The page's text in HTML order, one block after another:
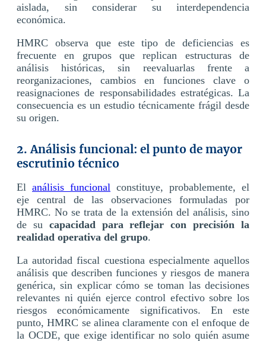
aislada, sin considerar su interdependencia
económica.
HMRC observa que este tipo de deficiencias es
frecuente en grupos que replican estructuras de
análisis históricas, sin reevaluarlas frente a
reorganizaciones, cambios en funciones clave o
reasignaciones de responsabilidades estratégicas. La
consecuencia es un estudio técnicamente frágil desde
su origen.
2. Análisis funcional: el punto de mayor
escrutinio técnico
El análisis funcional constituye, probablemente, el
eje central de las observaciones formuladas por
HMRC. No se trata de la extensión del análisis, sino
de su capacidad para reflejar con precisión la
realidad operativa del grupo.
La autoridad fiscal cuestiona especialmente aquellos
análisis que describen funciones y riesgos de manera
genérica, sin explicar cómo se toman las decisiones
relevantes ni quién ejerce control efectivo sobre los
riesgos económicamente significativos. En este
punto, HMRC se alinea claramente con el enfoque de
la OCDE, que exige identificar no solo quién asume